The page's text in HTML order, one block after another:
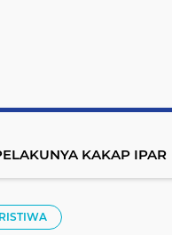
KAKAP IPAR